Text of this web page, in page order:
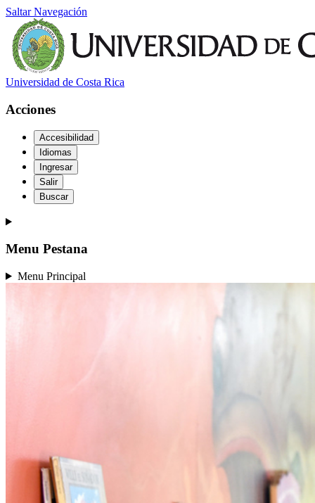
Saltar Navegación
Universidad de Costa Rica
Acciones
Accesibilidad
Idiomas
Ingresar
Salir
Buscar
Menu Pestana
Menu Principal